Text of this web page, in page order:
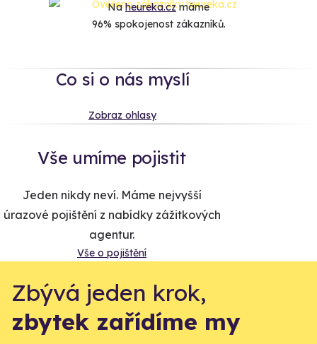
Naheureka.czmáme
96% spokojenost zákazníků.
Co si o nás myslí
Zobraz ohlasy
Vše umíme pojistit
Jeden nikdy neví. Máme nejvyšší
úrazové pojištění z nabídky zážitkových
agentur.
Vše o pojištění
Zbývá jeden krok,
zbytek zařídíme my